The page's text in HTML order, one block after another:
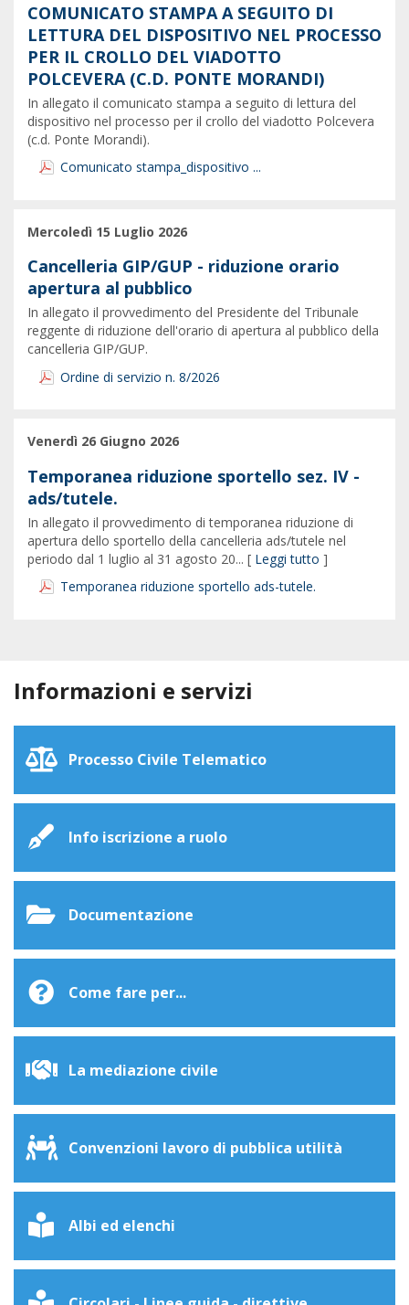
COMUNICATO STAMPA A SEGUITO DI
LETTURA DEL DISPOSITIVO NEL PROCESSO
PER IL CROLLO DEL VIADOTTO
POLCEVERA (C.D. PONTE MORANDI)
In allegato il comunicato stampa a seguito di lettura del
dispositivo nel processo per il crollo del viadotto Polcevera
(c.d. Ponte Morandi).
Comunicato stampa_dispositivo ...
Mercoledì 15 Luglio 2026
Cancelleria GIP/GUP - riduzione orario
apertura al pubblico
In allegato il provvedimento del Presidente del Tribunale
reggente di riduzione dell'orario di apertura al pubblico della
cancelleria GIP/GUP.
Ordine di servizio n. 8/2026
Venerdì 26 Giugno 2026
Temporanea riduzione sportello sez. IV -
ads/tutele.
In allegato il provvedimento di temporanea riduzione di
apertura dello sportello della cancelleria ads/tutele nel
periodo dal 1 luglio al 31 agosto 20... [ Leggi tutto ]
Temporanea riduzione sportello ads-tutele.
Informazioni e servizi
Processo Civile Telematico
Info iscrizione a ruolo
Documentazione
Come fare per...
La mediazione civile
Convenzioni lavoro di pubblica utilità
Albi ed elenchi